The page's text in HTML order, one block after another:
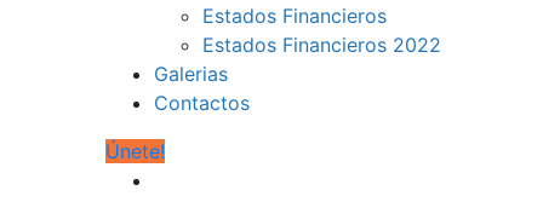
Estados Financieros
Estados Financieros 2022
Galerias
Contactos
Únete!